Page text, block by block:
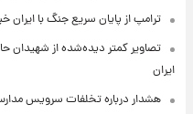
ترامپ از پایان سریع جنگ با ایران
تصاویر کمتر دیده‌شده از شهیدان
ایران
هشدار درباره تخلفات سرویس